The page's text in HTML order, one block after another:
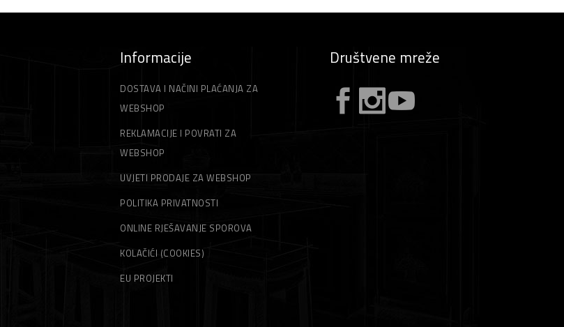
Informacije
DOSTAVA I NAČINI PLAĆANJA ZA
WEBSHOP
REKLAMACIJE I POVRATI ZA
WEBSHOP
UVJETI PRODAJE ZA WEBSHOP
POLITIKA PRIVATNOSTI
ONLINE RJEŠAVANJE SPOROVA
KOLAČIĆI (COOKIES)
EU PROJEKTI
Društvene mreže